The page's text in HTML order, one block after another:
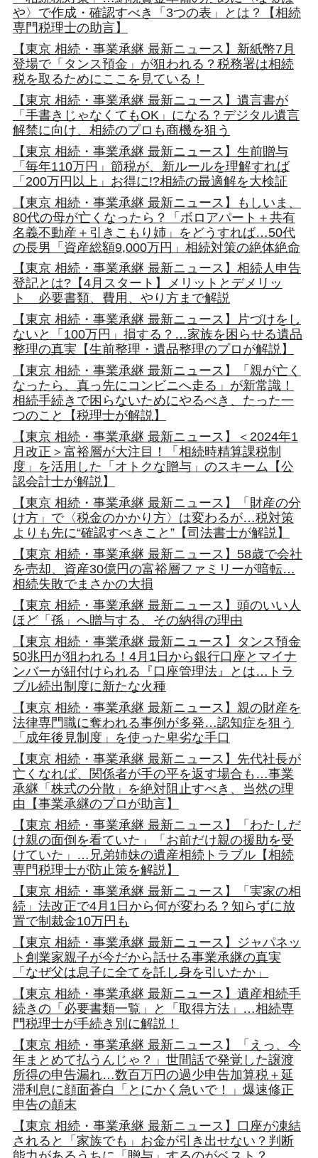
や〉で作成・確認すべき「3つの表」とは？【相続
専門税理士の助言】
【東京 相続・事業承継 最新ニュース】新紙幣7月
登場で「タンス預金」が狙われる？税務署は相続
税を取るためにここを見ている！
【東京 相続・事業承継 最新ニュース】遺言書が
「手書きじゃなくてもOK」になる？デジタル遺言
解禁に向け、相続のプロも商機を狙う
【東京 相続・事業承継 最新ニュース】生前贈与
「毎年110万円」節税が、新ルールを理解すれば
「200万円以上」お得に!?相続の最適解を大検証
【東京 相続・事業承継 最新ニュース】もしいま、
80代の母が亡くなったら？「ボロアパート＋共有
名義不動産＋引きこもり姉」をどうすれば…50代
の長男「資産総額9,000万円」相続対策の絶体絶命
【東京 相続・事業承継 最新ニュース】相続人申告
登記とは?【4月スタート】メリットとデメリッ
ト 必要書類、費用、やり方まで解説
【東京 相続・事業承継 最新ニュース】片づけをし
ないと「100万円」損する？…家族を困らせる遺品
整理の真実【生前整理・遺品整理のプロが解説】
【東京 相続・事業承継 最新ニュース】「親が亡く
なったら、真っ先にコンビニへ走る」が新常識！
相続手続きで困らないためにやるべき、たった一
つのこと【税理士が解説】
【東京 相続・事業承継 最新ニュース】＜2024年1
月改正＞富裕層が大注目！「相続時精算課税制
度」を活用した「オトクな贈与」のスキーム【公
認会計士が解説】
【東京 相続・事業承継 最新ニュース】「財産の分
け方」で〈税金のかかり方〉は変わるが…税対策
よりも先に“確認すべきこと”【司法書士が解説】
【東京 相続・事業承継 最新ニュース】58歳で会社
を売却、資産30億円の富裕層ファミリーが暗転…
相続失敗でまさかの大損
【東京 相続・事業承継 最新ニュース】頭のいい人
ほど「孫」へ贈与する、その納得の理由
【東京 相続・事業承継 最新ニュース】タンス預金
50兆円が狙われる！4月1日から銀行口座とマイナ
ンバーが紐付けられる『口座管理法』とは…トラ
ブル続出制度に新たな火種
【東京 相続・事業承継 最新ニュース】親の財産を
法律専門職に奪われる事例が多発…認知症を狙う
「成年後見制度」を使った卑劣な手口
【東京 相続・事業承継 最新ニュース】先代社長が
亡くなれば、関係者が手の平を返す場合も…事業
承継「株式の分散」を絶対阻止すべき、当然の理
由【事業承継のプロが助言】
【東京 相続・事業承継 最新ニュース】「わたしだ
け親の面倒を看ていた」「お前だけ親の援助を受
けていた」…兄弟姉妹の遺産相続トラブル【相続
専門税理士が防止策を解説】
【東京 相続・事業承継 最新ニュース】「実家の相
続」法改正で4月1日から何が変わる？知らずに放
置で制裁金10万円も
【東京 相続・事業承継 最新ニュース】ジャパネッ
ト創業家親子が今だから話せる事業承継の真実
「なぜ父は息子に全てを託し身を引いたか」
【東京 相続・事業承継 最新ニュース】遺産相続手
続きの「必要書類一覧」と「取得方法」…相続専
門税理士が手続き別に解説！
【東京 相続・事業承継 最新ニュース】「えっ、今
年まとめて払うんじゃ？」世間話で発覚した譲渡
所得の申告漏れ…数百万円の過少申告加算税＋延
滞利息に顔面蒼白「とにかく急いで！」爆速修正
申告の顛末
【東京 相続・事業承継 最新ニュース】口座が凍結
されると「家族でも」お金が引き出せない？判断